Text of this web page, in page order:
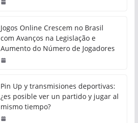
Jogos Online Crescem no Brasil
com Avanços na Legislação e
Aumento do Número de Jogadores
Pin Up y transmisiones deportivas:
¿es posible ver un partido y jugar al
mismo tiempo?